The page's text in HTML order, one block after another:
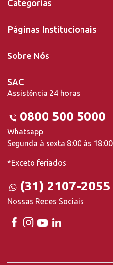
Categorias
Páginas Institucionais
Sobre Nós
SAC
Assistência 24 horas
0800 500 5000
Whatsapp
Segunda à sexta 8:00 às 18:00
*Exceto feriados
(31) 2107-2055
Nossas Redes Sociais